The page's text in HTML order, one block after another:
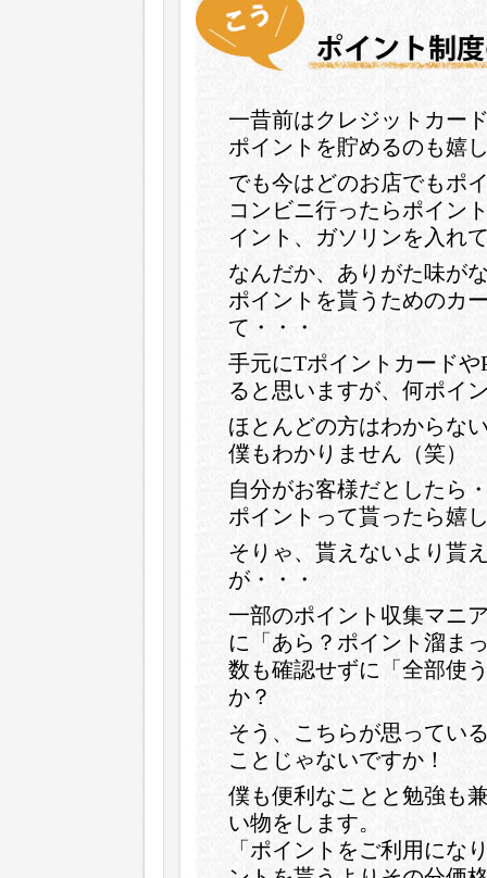
一昔前はクレジットカー
ポイントを貯めるのも嬉
でも今はどのお店でもポ
コンビニ行ったらポイン
イント、ガソリンを入れ
なんだか、ありがた味が
ポイントを貰うためのカ
て・・・
手元にTポイントカード
ると思いますが、何ポイ
ほとんどの方はわからな
僕もわかりません（笑）
自分がお客様だとしたら
ポイントって貰ったら嬉
そりゃ、貰えないより貰
が・・・
一部のポイント収集マニ
に「あら？ポイント溜ま
数も確認せずに「全部使
か？
そう、こちらが思ってい
ことじゃないですか！
僕も便利なことと勉強も
い物をします。
「ポイントをご利用にな